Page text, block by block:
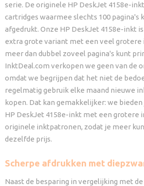
serie. De originele HP DeskJet 4158e-
cartridges waarmee slechts 100 pagina's
afgedrukt. Onze HP DeskJet 4158e-inkt
extra grote variant met een veel grotere
meer dan dubbel zoveel pagina's kunt
InktDeal.com verkopen we geen van de
omdat we begrijpen dat het niet de
regelmatig gebruik elke maand nieuwe
kopen. Dat kan gemakkelijker: we
HP DeskJet 4158e-inkt met een grotere
originele inktpatronen, zodat je meer
dezelfde prijs.
Scherpe afdrukken met
Naast de besparing in vergelijking met